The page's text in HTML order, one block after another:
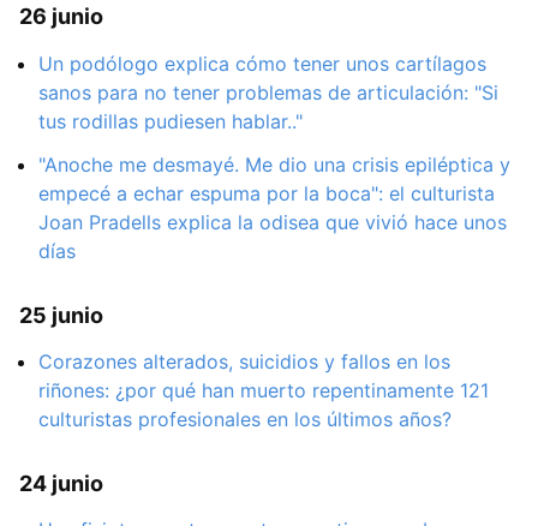
26 junio
Un podólogo explica cómo tener unos cartílagos
sanos para no tener problemas de articulación: "Si
tus rodillas pudiesen hablar.."
"Anoche me desmayé. Me dio una crisis epiléptica y
empecé a echar espuma por la boca": el culturista
Joan Pradells explica la odisea que vivió hace unos
días
25 junio
Corazones alterados, suicidios y fallos en los
riñones: ¿por qué han muerto repentinamente 121
culturistas profesionales en los últimos años?
24 junio